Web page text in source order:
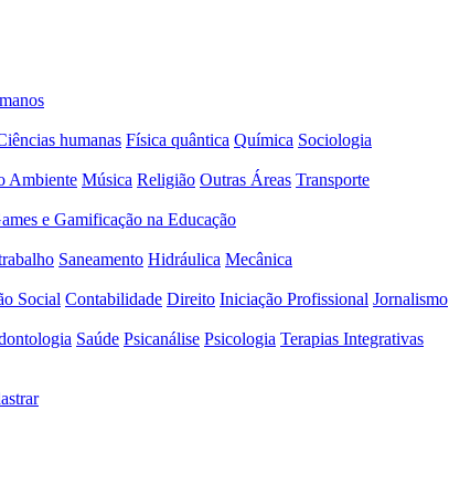
humanas Física quântica Química Sociologia
Ambiente Música Religião Outras Áreas Transporte
e Gamificação na Educação
Saneamento Hidráulica Mecânica
Social Contabilidade Direito Iniciação Profissional Jornalismo
Saúde Psicanálise Psicologia Terapias Integrativas